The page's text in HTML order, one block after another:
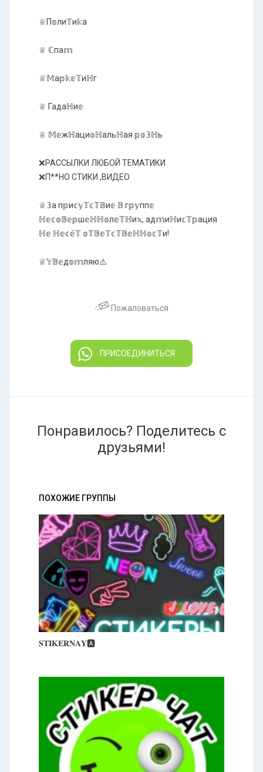
♕П𝕠ли𝕋и𝕜а
♕ ℂпа𝕞
♕𝕄а𝕡𝕜𝕖𝕋иℍг
♕ Гадаℍи𝕖
♕ 𝕄𝕖жℍаци𝕠ℍальℍая 𝕡𝕠𝟛ℍь
❌РАССЫЛКИ ЛЮБОЙ ТЕМАТИКИ
❌П**НО СТИКИ ,ВИДЕО
♕𝟛а п𝕡и𝕔𝕪𝕋𝕔𝕋𝔹и𝕖 𝔹 г𝕡𝕪пп𝕖
ℍ𝕖𝕔𝕠𝔹𝕖𝕡ш𝕖ℍℍ𝕠л𝕖𝕋ℍи𝕩, ад𝕞иℍи𝕔𝕋𝕡ация
ℍ𝕖 ℍ𝕖𝕔𝕖̈𝕋 𝕠𝕋𝔹𝕖𝕋𝕔𝕋𝔹𝕖ℍℍ𝕠𝕔𝕋и!
♕𝕐𝔹𝕖д𝕠𝕞ляю⚠️
Пожаловаться
ПРИСОЕДИНИТЬСЯ
Понравилось? Поделитесь с
друзьями!
ПОХОЖИЕ ГРУППЫ
𝐒𝐓𝐈𝐊𝐄𝐑𝐍𝐀𝐘🅰️